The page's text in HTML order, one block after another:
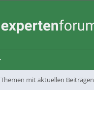
Themen mit aktuellen Beiträgen